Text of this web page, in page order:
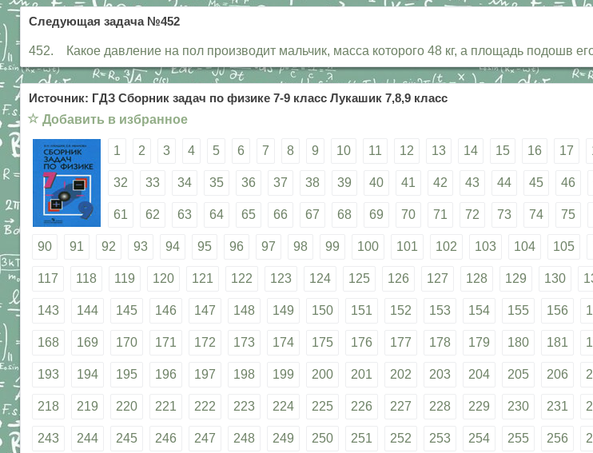
Следующая задача №452
452. Какое давление на пол производит мальчик, масса которого 48 кг, а площадь подошв
Источник: ГДЗ Сборник задач по физике 7-9 класс Лукашик 7,8,9 класс
☆ Добавить в избранное
1 2 3 4 5 6 7 8 9 10 11 12 13 14 15 16 17
32 33 34 35 36 37 38 39 40 41 42 43 44 45 46
61 62 63 64 65 66 67 68 69 70 71 72 73 74 75
90 91 92 93 94 95 96 97 98 99 100 101 102 103 104 105
117 118 119 120 121 122 123 124 125 126 127 128 129 130
143 144 145 146 147 148 149 150 151 152 153 154 155 156
168 169 170 171 172 173 174 175 176 177 178 179 180 181
193 194 195 196 197 198 199 200 201 202 203 204 205 206
218 219 220 221 222 223 224 225 226 227 228 229 230 231
243 244 245 246 247 248 249 250 251 252 253 254 255 256